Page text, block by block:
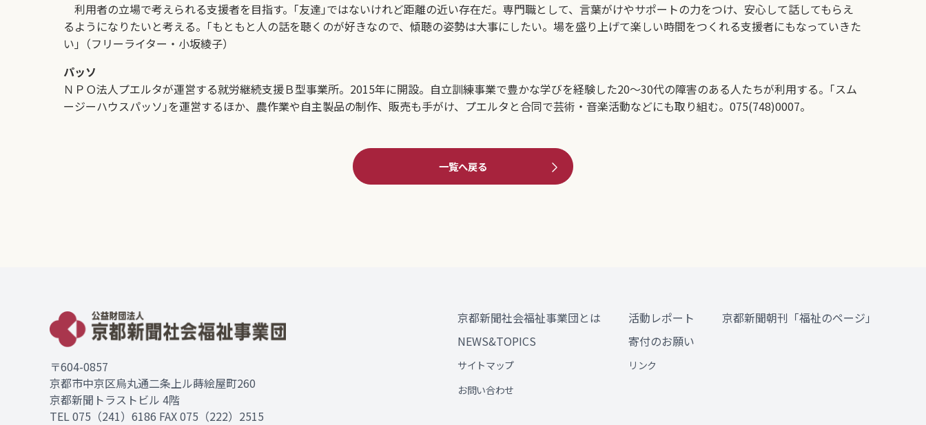
利用者の立場で考えられる支援者を目指す。｢友達｣ではないけれど距離の近い存在だ。専門職として、言葉がけやサポートの力をつけ、安心して話してもらえ
るようになりたいと考える。｢もともと人の話を聴くのが好きなので、傾聴の姿勢は大事にしたい。場を盛り上げて楽しい時間をつくれる支援者にもなっていきた
い｣（フリーライター・小坂綾子）
パッソ
ＮＰＯ法人プエルタが運営する就労継続支援Ｂ型事業所。2015年に開設。自立訓練事業で豊かな学びを経験した20～30代の障害のある人たちが利用する。｢スム
ージーハウスパッソ｣を運営するほか、農作業や自主製品の制作、販売も手がけ、プエルタと合同で芸術・音楽活動などにも取り組む。075(748)0007。
一覧へ戻る
〒604-0857
京都市中京区烏丸通二条上ル蒔絵屋町260
京都新聞トラストビル 4階
TEL075（241）6186 FAX 075（222）2515
京都新聞社会福祉事業団とは 活動レポート
京都新聞朝刊「福祉のページ」
NEWS&TOPICS
寄付のお願い
サイトマップ
リンク
お問い合わせ